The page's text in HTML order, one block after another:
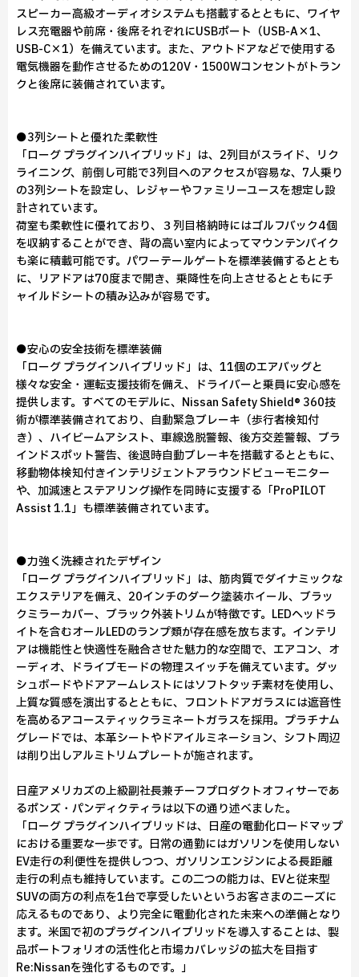
スピーカー高級オーディオシステムも搭載するとともに、ワイヤ
レス充電器や前席・後席それぞれにUSBポート（USB-A×1、
USB-C×1）を備えています。また、アウトドアなどで使用する
電気機器を動作させるための120V・1500Wコンセントがトラン
クと後席に装備されています。
●3列シートと優れた柔軟性
「ローグ プラグインハイブリッド」は、2列目がスライド、リク
ライニング、前倒し可能で3列目へのアクセスが容易な、7人乗り
の3列シートを設定し、レジャーやファミリーユースを想定し設
計されています。
荷室も柔軟性に優れており、３列目格納時にはゴルフバック4個
を収納することができ、背の高い室内によってマウンテンバイク
も楽に積載可能です。パワーテールゲートを標準装備するととも
に、リアドアは70度まで開き、乗降性を向上させるとともにチ
ャイルドシートの積み込みが容易です。
●安心の安全技術を標準装備
「ローグ プラグインハイブリッド」は、11個のエアバッグと
様々な安全・運転支援技術を備え、ドライバーと乗員に安心感を
提供します。すべてのモデルに、Nissan Safety Shield® 360技
術が標準装備されており、自動緊急ブレーキ（歩行者検知付
き）、ハイビームアシスト、車線逸脱警報、後方交差警報、ブラ
インドスポット警告、後退時自動ブレーキを搭載するとともに、
移動物体検知付きインテリジェントアラウンドビューモニター
や、加減速とステアリング操作を同時に支援する「ProPILOT
Assist 1.1」も標準装備されています。
●力強く洗練されたデザイン
「ローグ プラグインハイブリッド」は、筋肉質でダイナミックな
エクステリアを備え、20インチのダーク塗装ホイール、ブラッ
クミラーカバー、ブラック外装トリムが特徴です。LEDヘッドラ
イトを含むオールLEDのランプ類が存在感を放ちます。インテリ
アは機能性と快適性を融合させた魅力的な空間で、エアコン、オ
ーディオ、ドライブモードの物理スイッチを備えています。ダッ
シュボードやドアアームレストにはソフトタッチ素材を使用し、
上質な質感を演出するとともに、フロントドアガラスには遮音性
を高めるアコースティックラミネートガラスを採用。プラチナム
グレードでは、本革シートやドアイルミネーション、シフト周辺
は削り出しアルミトリムプレートが施されます。
日産アメリカズの上級副社長兼チーフプロダクトオフィサーであ
るポンズ・パンディクティラは以下の通り述べました。
「ローグ プラグインハイブリッドは、日産の電動化ロードマップ
における重要な一歩です。日常の通勤にはガソリンを使用しない
EV走行の利便性を提供しつつ、ガソリンエンジンによる長距離
走行の利点も維持しています。この二つの能力は、EVと従来型
SUVの両方の利点を1台で享受したいというお客さまのニーズに
応えるものであり、より完全に電動化された未来への準備となり
ます。米国で初のプラグインハイブリッドを導入することは、製
品ポートフォリオの活性化と市場カバレッジの拡大を目指す
Re:Nissanを強化するものです。」